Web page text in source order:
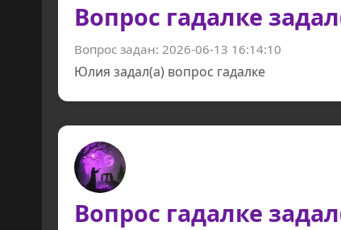
Вопрос гадалке
Вопрос задан: 2026-06-13 16:14:10
Юлия задал(а) вопрос гадалке
Вопрос гадалке